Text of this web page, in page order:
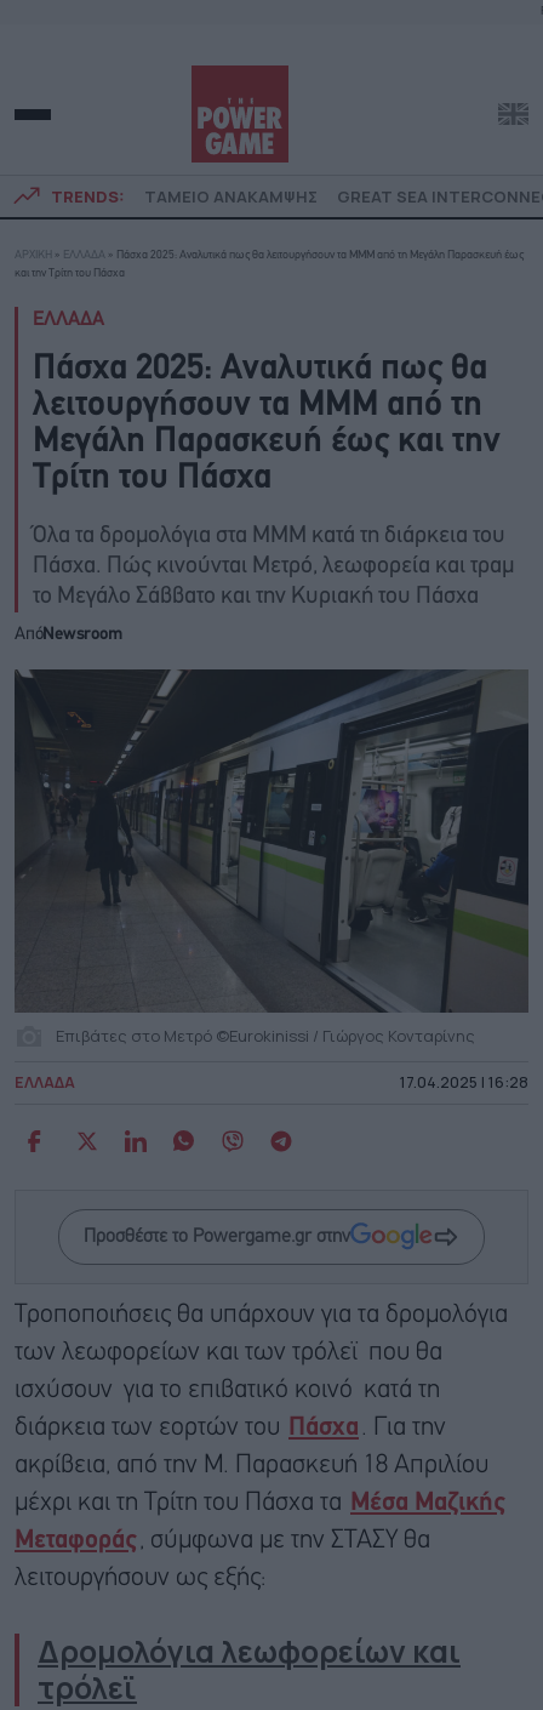
TRENDS: ΤΑΜΕΙΟ ΑΝΑΚΑΜΨΗΣ GREAT SEA
ΑΡΧΙΚΗ » ΕΛΛΑΔΑ »
Πάσχα 2025: Αναλυτικά πως θα λειτουργήσουν τα ΜΜΜ από τη Μεγάλη Παρασκευή έως
και την Τρίτη του Πάσχα
ΕΛΛΑΔΑ
Πάσχα 2025: Αναλυτικά πως θα
λειτουργήσουν τα ΜΜΜ από τη
Μεγάλη Παρασκευή έως και την
Τρίτη του Πάσχα
Όλα τα δρομολόγια στα ΜΜΜ κατά τη διάρκεια του
Πάσχα. Πώς κινούνται Μετρό, λεωφορεία και τραμ
το Μεγάλο Σάββατο και την Κυριακή του Πάσχα
ΑπόNewsroom
Επιβάτες στο Μετρό ©Eurokinissi / Γιώργος Κονταρίνης
ΕΛΛΑΔΑ 17.04.2025 | 16:28
Προσθέστε το Powergame.gr στην
Τροποποιήσεις θα υπάρχουν για τα δρομολόγια
των λεωφορείων και των τρόλεϊ που θα
ισχύσουν για το επιβατικό κοινό κατά τη
διάρκεια των εορτών του
Πάσχα . Για την
ακρίβεια, από την Μ. Παρασκευή 18 Απριλίου
μέχρι και τη Τρίτη του Πάσχα τα
Μέσα Μαζικής
Μεταφοράς
, σύμφωνα με την ΣΤΑΣΥ θα
λειτουργήσουν ως εξής:
Δρομολόγια λεωφορείων και
τρόλεϊ